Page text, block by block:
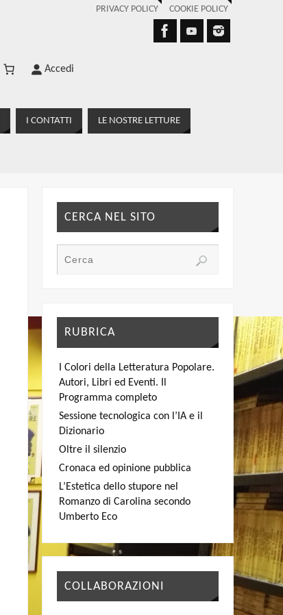
PRIVACY POLICY COOKIE POLICY
Accedi
I CONTATTI LE NOSTRE LETTURE
CERCA NEL SITO
RUBRICA
I Colori della Letteratura Popolare.
Autori, Libri ed Eventi. Il
Programma completo
Sessione tecnologica con l’IA e il
Dizionario
Oltre il silenzio
Cronaca ed opinione pubblica
L’Estetica dello stupore nel
Romanzo di Carolina secondo
Umberto Eco
COLLABORAZIONI